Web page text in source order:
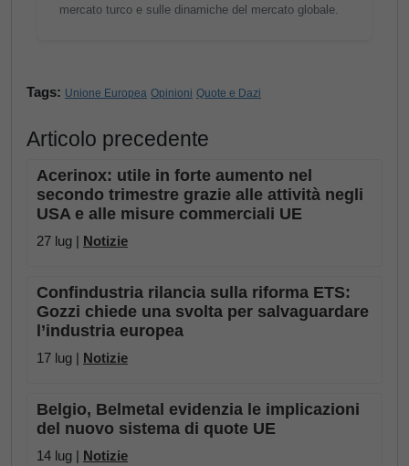
mercato turco e sulle dinamiche del mercato globale.
Tags: Unione Europea Opinioni Quote e Dazi
Articolo precedente
Acerinox: utile in forte aumento nel
secondo trimestre grazie alle attività negli
USA e alle misure commerciali UE
27 lug | Notizie
Confindustria rilancia sulla riforma ETS:
Gozzi chiede una svolta per salvaguardare
l’industria europea
17 lug | Notizie
Belgio, Belmetal evidenzia le implicazioni
del nuovo sistema di quote UE
14 lug | Notizie